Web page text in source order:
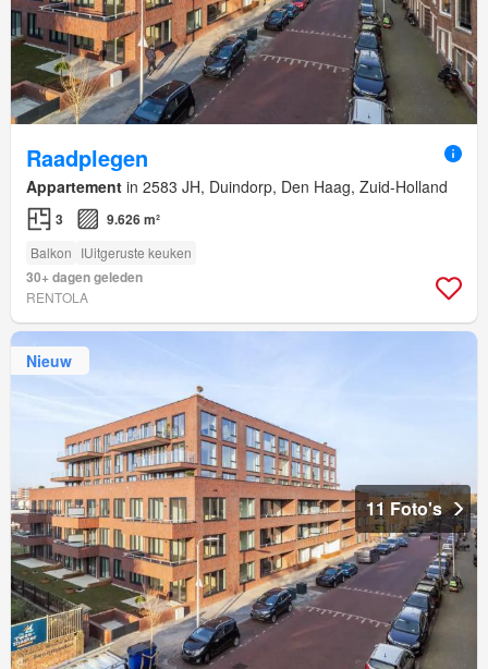
Raadplegen
Appartement in 2583 JH, Duindorp, Den Haag, Zuid-Holland
3 9.626 m²
Balkon IUitgeruste keuken
30+ dagen geleden
RENTOLA
Nieuw
11 Foto's